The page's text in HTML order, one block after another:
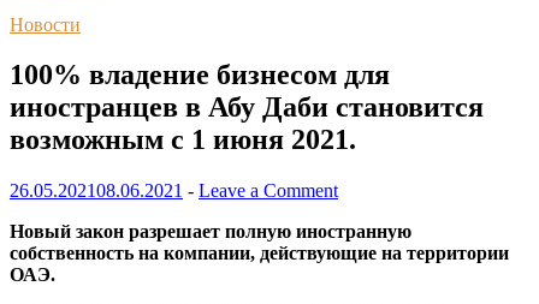
Новости
100% владение бизнесом для
иностранцев в Абу Даби становится
возможным с 1 июня 2021.
26.05.202108.06.2021 - Leave a Comment
Новый закон разрешает полную иностранную
собственность на компании, действующие на территории
ОАЭ.